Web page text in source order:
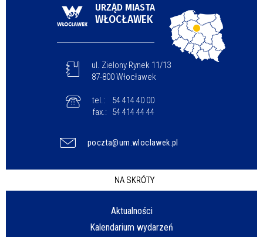
URZĄD MIASTA
WŁOCŁAWEK
ul. Zielony Rynek 11/13
87-800 Włocławek
tel.:
54 414 40 00
fax.:
54 414 44 44
poczta@um.wloclawek.pl
NA SKRÓTY
Aktualności
Kalendarium wydarzeń